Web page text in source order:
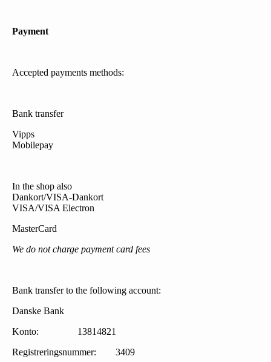
Payment
Accepted payments methods:
Bank transfer
Vipps
Mobilepay
In the shop also
Dankort/VISA-Dankort
VISA/VISA Electron
MasterCard
We do not charge payment card fees
Bank transfer to the following account:
Danske Bank
Konto: 13814821
Registreringsnummer: 3409